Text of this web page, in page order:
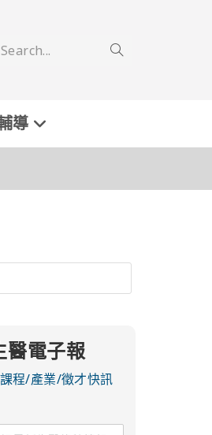
Search...
導
醫電子報
程/產業/徵才快訊